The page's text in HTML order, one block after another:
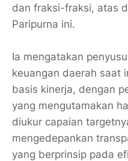
dan fraksi-fraksi, atas
Paripurna ini.
Ia mengatakan
keuangan daerah saat
basis kinerja, dengan
yang mengutamakan
diukur capaian
mengedepankan
yang berprinsip pada